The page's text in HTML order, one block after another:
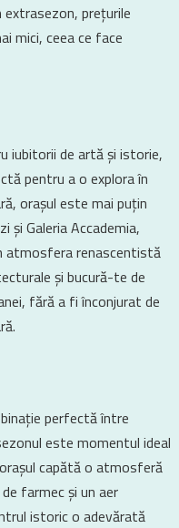
extrasezon, prețurile
mici, ceea ce face
iubitorii de artă și istorie,
pentru a o explora în
orașul este mai puțin
și Galeria Accademia,
atmosfera renascentistă
și bucură-te de
fără a fi înconjurat de
perfectă între
este momentul ideal
capătă o atmosferă
farmec și un aer
istoric o adevărată